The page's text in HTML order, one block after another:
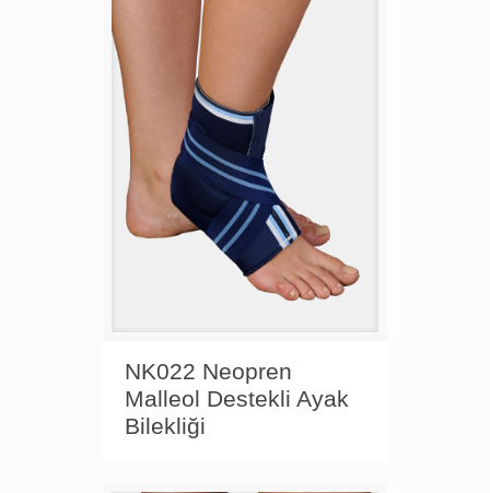
NK022 Neopren
Malleol Destekli Ayak
Bilekliği